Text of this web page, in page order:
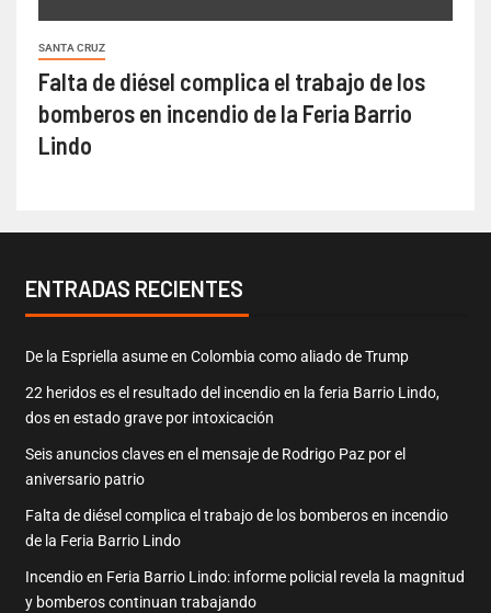
SANTA CRUZ
Falta de diésel complica el trabajo de los
bomberos en incendio de la Feria Barrio
Lindo
ENTRADAS RECIENTES
De la Espriella asume en Colombia como aliado de Trump
22 heridos es el resultado del incendio en la feria Barrio Lindo,
dos en estado grave por intoxicación
Seis anuncios claves en el mensaje de Rodrigo Paz por el
aniversario patrio
Falta de diésel complica el trabajo de los bomberos en incendio
de la Feria Barrio Lindo
Incendio en Feria Barrio Lindo: informe policial revela la magnitud
y bomberos continuan trabajando